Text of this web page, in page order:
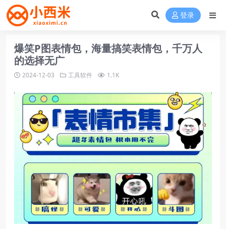
登录
爆笑P图表情包，海量搞笑表情包，千万人
的选择无广
2024-12-03 工具软件 1.1K